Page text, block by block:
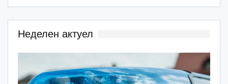
Неделен актуел